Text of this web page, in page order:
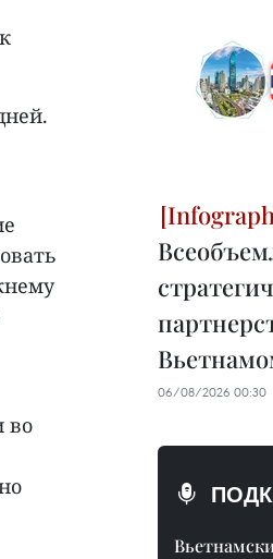
во
06/08/2026 00:30